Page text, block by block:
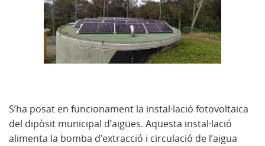
S’ha posat en funcionament la instal·lació fotovoltaica
del dipòsit municipal d’aigües. Aquesta instal·lació
alimenta la bomba d’extracció i circulació de l’aigua